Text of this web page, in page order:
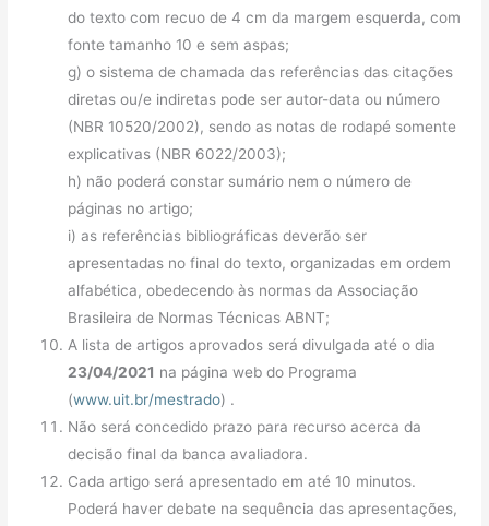
do texto com recuo de 4 cm da margem esquerda, com
fonte tamanho 10 e sem aspas;
g) o sistema de chamada das referências das citações
diretas ou/e indiretas pode ser autor-data ou número
(NBR 10520/2002), sendo as notas de rodapé somente
explicativas (NBR 6022/2003);
h) não poderá constar sumário nem o número de
páginas no artigo;
i) as referências bibliográficas deverão ser
apresentadas no final do texto, organizadas em ordem
alfabética, obedecendo às normas da Associação
Brasileira de Normas Técnicas ABNT;
A lista de artigos aprovados será divulgada até o dia
23/04/2021 na página web do Programa
(www.uit.br/mestrado) .
Não será concedido prazo para recurso acerca da
decisão final da banca avaliadora.
Cada artigo será apresentado em até 10 minutos.
Poderá haver debate na sequência das apresentações,